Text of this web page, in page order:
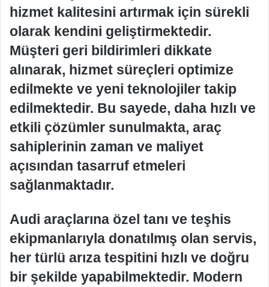
hizmet kalitesini artırmak için sürekli
olarak kendini geliştirmektedir.
Müşteri geri bildirimleri dikkate
alınarak, hizmet süreçleri optimize
edilmekte ve yeni teknolojiler takip
edilmektedir. Bu sayede, daha hızlı ve
etkili çözümler sunulmakta, araç
sahiplerinin zaman ve maliyet
açısından tasarruf etmeleri
sağlanmaktadır.
Audi araçlarına özel tanı ve teşhis
ekipmanlarıyla donatılmış olan servis,
her türlü arıza tespitini hızlı ve doğru
bir şekilde yapabilmektedir. Modern